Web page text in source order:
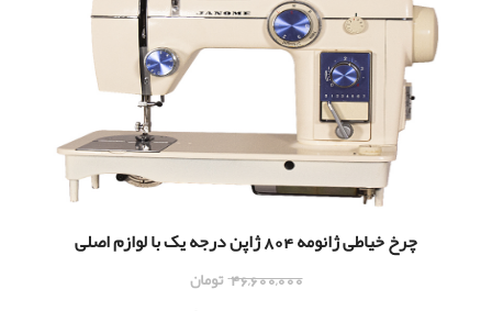
چرخ خیاطی ژانومه 804 ژاپن درجه یک با لوازم اصلی
46,600,000 تومان